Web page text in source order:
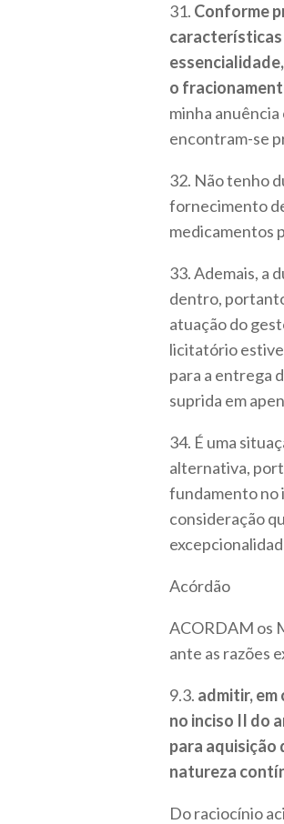
31. Conforme
características
o
minha
encontram-se
32. Não tenho
fornecimento
medicamentos
33. Ademais, a
dentro,
atuação do
licitatório
para a entrega
suprida em
34. É uma
alternativa,
fundamento no
consideração
Acórdão
ACORDAM os
ante as razões
9.3. admitir,
no inciso II do
para aquisição
natureza
Do raciocínio